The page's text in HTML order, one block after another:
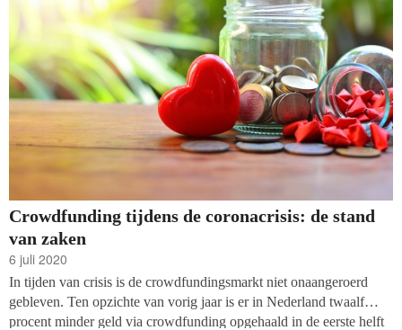
Crowdfunding tijdens de coronacrisis: de stand
van zaken
6 juli 2020
In tijden van crisis is de crowdfundingsmarkt niet onaangeroerd
gebleven. Ten opzichte van vorig jaar is er in Nederland twaalf
procent minder geld via crowdfunding opgehaald in de eerste helft